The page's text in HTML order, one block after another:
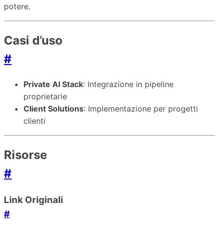
potere.
Casi d’uso
#
Private AI Stack: Integrazione in pipeline
proprietarie
Client Solutions: Implementazione per progetti
clienti
Risorse
#
Link Originali
#